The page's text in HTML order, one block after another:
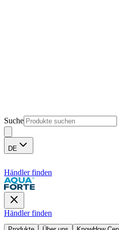
Suche
DE
Händler finden
Händler finden